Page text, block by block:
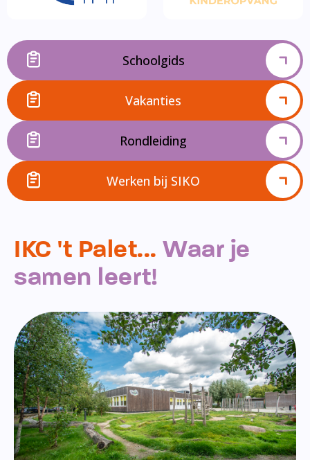
Schoolgids
Vakanties
Rondleiding
Werken bij SIKO
IKC 't Palet... Waar je
samen leert!